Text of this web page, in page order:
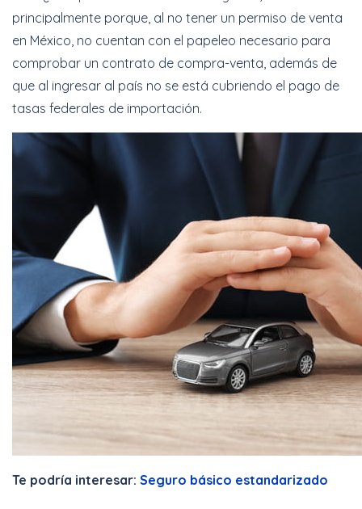
principalmente porque, al no tener un permiso de venta
en México, no cuentan con el papeleo necesario para
comprobar un contrato de compra-venta, además de
que al ingresar al país no se está cubriendo el pago de
tasas federales de importación.
Te podría interesar: Seguro básico estandarizado